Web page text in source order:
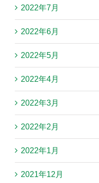
2022年7月
2022年6月
2022年5月
2022年4月
2022年3月
2022年2月
2022年1月
2021年12月